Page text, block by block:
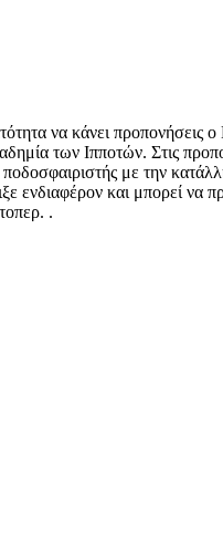
να κάνει προπονήσεις
των Ιπποτών. Στις
με την
και μπορεί να
.